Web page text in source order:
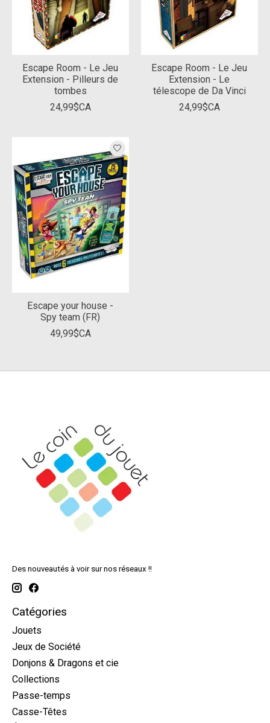
Escape Room - Le Jeu
Extension - Pilleurs de
tombes
24,99$CA
Escape Room - Le Jeu
Extension - Le
télescope de Da Vinci
24,99$CA
Escape your house -
Spy team (FR)
49,99$CA
Des nouveautés à voir sur nos réseaux !!
Catégories
Jouets
Jeux de Société
Donjons & Dragons et cie
Collections
Passe-temps
Casse-Têtes